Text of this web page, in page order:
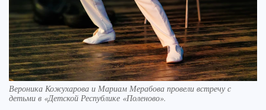
Вероника Кожухарова и Мариам Мерабова провели встречу с
детьми в «Детской Республике «Поленово».